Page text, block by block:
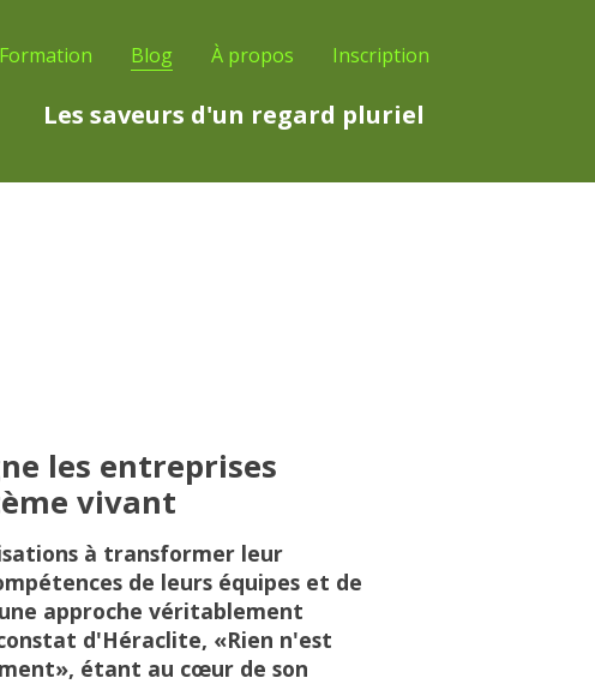
Formation Blog À propos Inscription
Les saveurs d'un regard pluriel
les entreprises
vivant
à transformer leur
de leurs équipes et de
approche véritablement
d'Héraclite, «Rien n'est
étant au cœur de son